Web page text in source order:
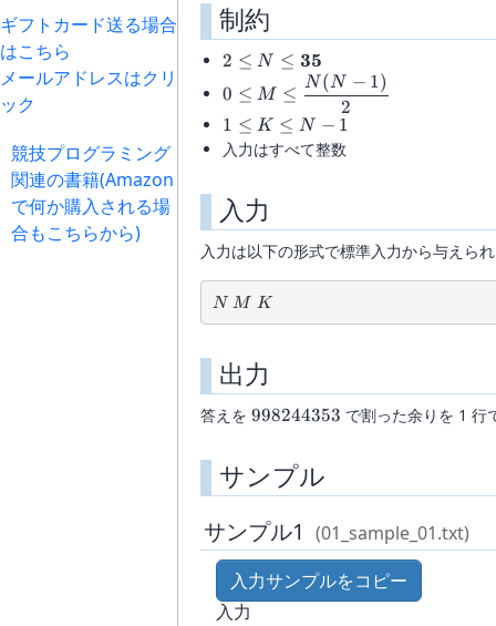
ギフトカード送る場合
はこちら
メールアドレスはクリ
ック
競技プログラミング
関連の書籍(Amazon
で何か購入される場
合もこちらから)
制約
2 \leq N \leq
{\mathbf{35}}
2 ≤ N ≤ 35
0 \leq M
\leq
\dfrac{N(N-
1)}{2}
0 ≤ M ≤
2
N (N − 1)
1
\leq
N-1
1 ≤ K ≤ N − 1
入力はすべて整数
入力
入力は以下の形式で標準入力から与えら
N\ M\ K
N M K
出力
答えを 998244353
998244353 で割った余りを 1 行
サンプル
サンプル1
(01_sample_01.txt)
入力サンプルをコピー
入力